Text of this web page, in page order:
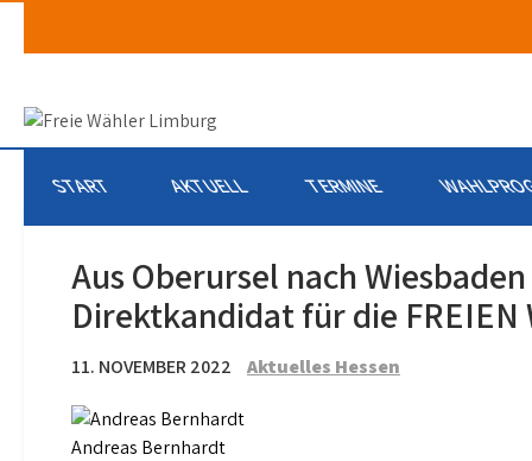
START AKTUELL TERMINE
Aus Oberursel nach
Direktkandidat für die FREIEN
11. NOVEMBER 2022 Aktuelles Hessen
Andreas Bernhardt